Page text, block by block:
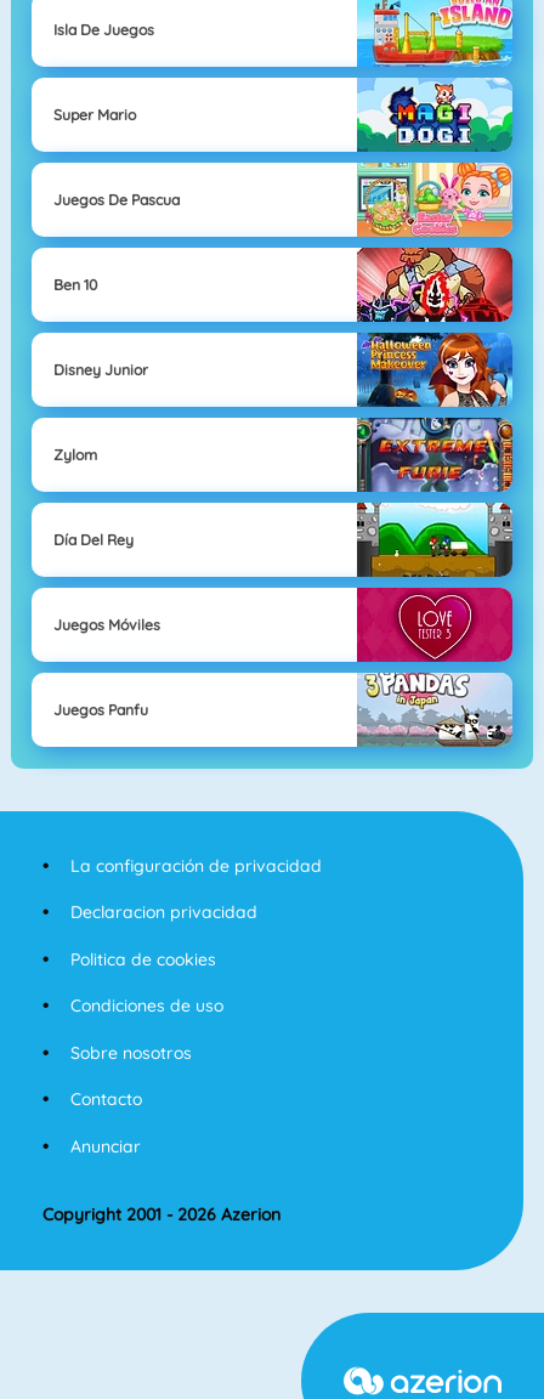
Isla De Juegos
Super Mario
Juegos De Pascua
Ben 10
Disney Junior
Zylom
Día Del Rey
Juegos Móviles
Juegos Panfu
La configuración de privacidad
Declaracion privacidad
Politica de cookies
Condiciones de uso
Sobre nosotros
Contacto
Anunciar
Copyright 2001 - 2026 Azerion